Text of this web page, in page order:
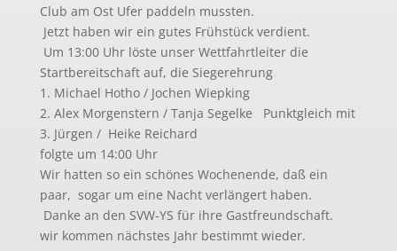
Club am Ost Ufer paddeln mussten.
Jetzt haben wir ein gutes Frühstück verdient.
Um 13:00 Uhr löste unser Wettfahrtleiter die
Startbereitschaft auf, die Siegerehrung
1. Michael Hotho / Jochen Wiepking
2. Alex Morgenstern / Tanja Segelke Punktgleich mit
3. Jürgen / Heike Reichard
folgte um 14:00 Uhr
Wir hatten so ein schönes Wochenende, daß ein
paar, sogar um eine Nacht verlängert haben.
Danke an den SVW-YS für ihre Gastfreundschaft.
wir kommen nächstes Jahr bestimmt wieder.